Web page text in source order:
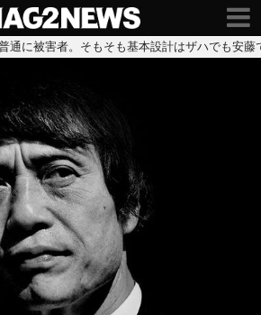
通に被害者。そもそも基本設計はザハでも安藤